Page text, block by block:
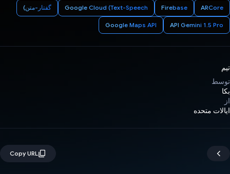
ARCore
Firebase
Google Cloud (Text-Speech گفتار-متن)
API Gemini 1.5 Pro
Google Maps API
تیم
توسط
بکا
از
ایالات متحده